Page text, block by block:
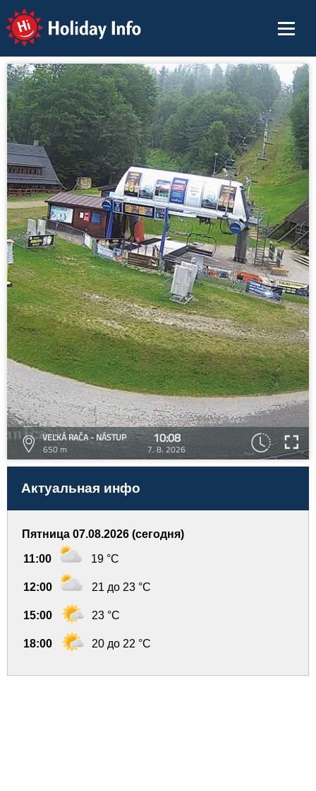
Holiday Info
VEĽKÁ RAČA - NÁSTUP
650 m
10:08
7. 8. 2026
Актуальная инфо
Пятница 07.08.2026 (сегодня)
11:00 19 °C
12:00 21 до 23 °C
15:00 23 °C
18:00 20 до 22 °C